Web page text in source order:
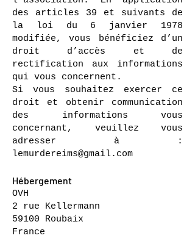
des articles 39 et suivants de
la loi du 6 janvier 1978
modifiée, vous bénéficiez d’un
droit d’accès et de
rectification aux informations
qui vous concernent.
Si vous souhaitez exercer ce
droit et obtenir communication
des informations vous
concernant, veuillez vous
adresser à :
lemurdereims@gmail.com
Hébergement
OVH
2 rue Kellermann
59100 Roubaix
France